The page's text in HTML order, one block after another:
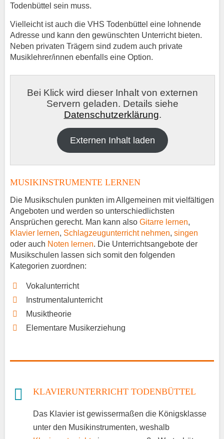
Todenbüttel sein muss.
Vielleicht ist auch die VHS Todenbüttel eine lohnende
Adresse und kann den gewünschten Unterricht bieten.
Neben privaten Trägern sind zudem auch private
Musiklehrer/innen ebenfalls eine Option.
Bei Klick wird dieser Inhalt von externen
Servern geladen. Details siehe
Datenschutzerklärung.
Externen Inhalt laden
MUSIKINSTRUMENTE LERNEN
Die Musikschulen punkten im Allgemeinen mit vielfältigen
Angeboten und werden so unterschiedlichsten
Ansprüchen gerecht. Man kann also Gitarre lernen,
Klavier lernen, Schlagzeugunterricht nehmen, singen
oder auch Noten lernen. Die Unterrichtsangebote der
Musikschulen lassen sich somit den folgenden
Kategorien zuordnen:
Vokalunterricht
Instrumentalunterricht
Musiktheorie
Elementare Musikerziehung
KLAVIERUNTERRICHT TODENBÜTTEL
Das Klavier ist gewissermaßen die Königsklasse
unter den Musikinstrumenten, weshalb